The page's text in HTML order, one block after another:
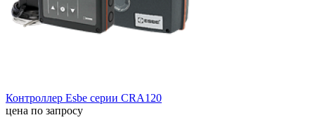
Контроллер Esbe серии CRA120
цена по запросу